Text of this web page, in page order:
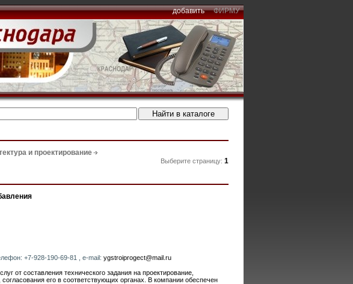
добавить ФИРМУ
и проектирование
Выберите страницу: 1
+7-928-190-69-81 , e-mail: ygstroiprogect@mail.ru
от составления технического задания на проектирование,
его в соответствующих органах. В компании обеспечен